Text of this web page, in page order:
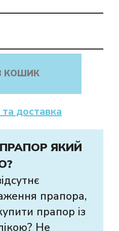
КОШИК
доставка
ЯКИЙ
прапора,
прапор із
Не